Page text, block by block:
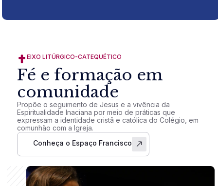
EIXO LITÚRGICO-CATEQUÉTICO
Fé e formação em
comunidade
Propõe o seguimento de Jesus e a vivência da
Espiritualidade Inaciana por meio de práticas que
expressam a identidade cristã e católica do Colégio, em
comunhão com a Igreja.
Conheça o Espaço Francisco